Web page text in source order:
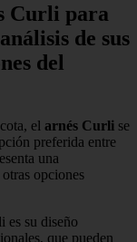
Curli para
de sus
del
el arnés Curli se
preferida entre
una
opciones
es su diseño
que pueden